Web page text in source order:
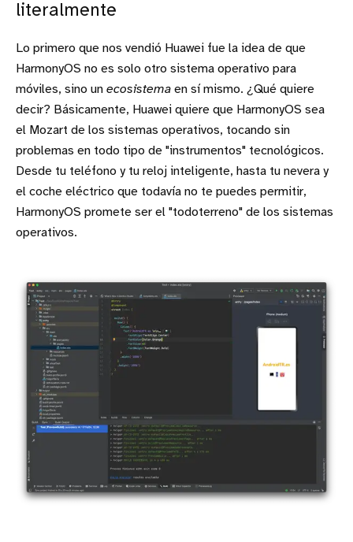
literalmente
Lo primero que nos vendió Huawei fue la idea de que
HarmonyOS no es solo otro sistema operativo para
móviles, sino un ecosistema en sí mismo. ¿Qué quiere
decir? Básicamente, Huawei quiere que HarmonyOS sea
el Mozart de los sistemas operativos, tocando sin
problemas en todo tipo de "instrumentos" tecnológicos.
Desde tu teléfono y tu reloj inteligente, hasta tu nevera y
el coche eléctrico que todavía no te puedes permitir,
HarmonyOS promete ser el "todoterreno" de los sistemas
operativos.